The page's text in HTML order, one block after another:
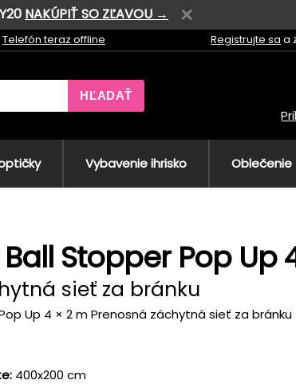
NAKÚPIŤ SO ZĽAVOU →
Telefón teraz offline Registrujte sa a
HĽADAŤ
Vybavenie ihrisko Oblečenie
Ball Stopper Pop Up
sieť za bránku
Pop Up 4 × 2 m Prenosná záchytná sieť za bránku
400x200 cm